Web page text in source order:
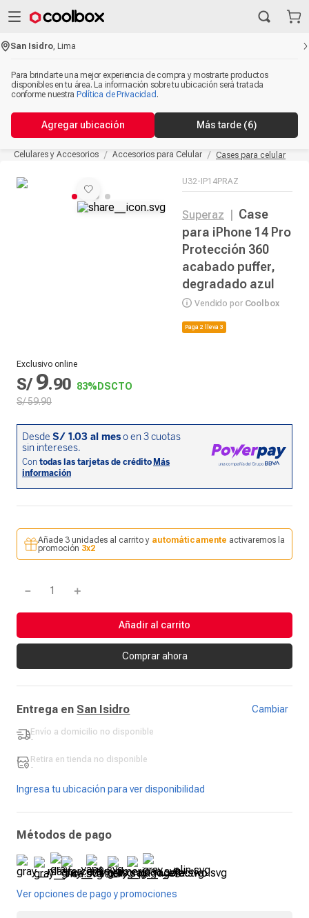
San Isidro ,Lima
Para brindarte una mejor experiencia de compra y mostrarte productos
disponibles en tu área. La información sobre tu ubicación será tratada
conforme nuestra Política de Privacidad .
Agregar ubicación Más tarde (5)
Celulares y Accesorios Accesorios para Celular Cases para celular
U32-IP14PRAZ
Superaz
Case
para iPhone 14 Pro
Protección 360
acabado puffer,
degradado azul
Vendido por Coolbox
Paga 2 lleva 3
Exclusivo online
S/ 9.90 83% DSCTO
S/59.90
Añade 3 unidades al carrito y automáticamente activaremos la
promoción 3x2
＋
－
Añadir al carrito
Comprar ahora
Entrega en San Isidro Cambiar
Envío a domicilio no disponible
-
Retira en tienda no disponible
-
Ingresa tu ubicación para ver disponibilidad
Métodos de pago
Ver opciones de pago y promociones